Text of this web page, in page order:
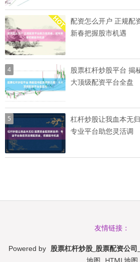
配资怎么开户 正规配
新春把握股市机遇
4
股票杠杆炒股平台 揭
大顶级配资平台全盘
5
杠杆炒股让我血本无
专业平台助您灵活调
友情链接：
Powered by 股票杠杆炒股_股票配资公